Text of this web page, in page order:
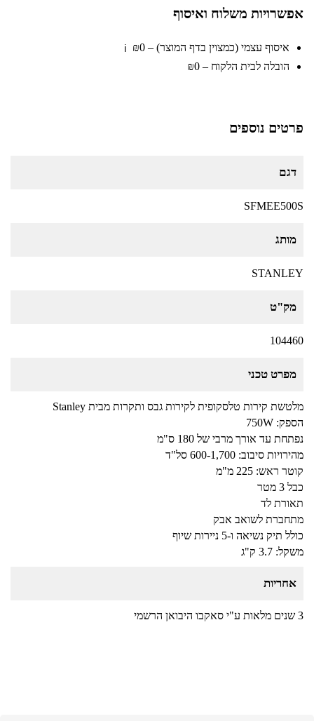
אפשרויות משלוח ואיסוף
איסוף עצמי (כמצוין בדף המוצר) – ₪0 ℹ️
הובלה לבית הלקוח – ₪0
פרטים נוספים
דגם
SFMEE500S
מותג
STANLEY
מק"ט
104460
מפרט טכני
מלטשת קירות טלסקופית לקירות גבס ותקרות מבית Stanley
הספק: 750W
נפתחת עד אורך מרבי של 180 ס"מ
מהירויות סיבוב: 600-1,700 סל"ד
קוטר ראש: 225 מ"מ
כבל 3 מטר
תאורת לד
מתחברת לשואב אבק
כולל תיק נשיאה ו-5 ניירות שיוף
משקל: 3.7 ק"ג
אחריות
3 שנים מלאות ע"י סאקבו היבואן הרשמי